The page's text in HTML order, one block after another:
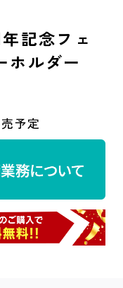
記念フェ
ホルダー
予定